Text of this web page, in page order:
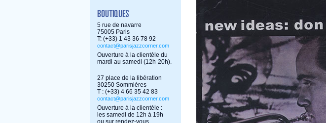
5 rue de navarre
75005 Paris
T: (+33) 1 43 36 78 92
contact@parisjazzcorner.com
Ouverture à la clientèle du
mardi au samedi (12h-20h).
27 place de la libération
30250 Sommières
T : (+33) 4 66 35 42 83
contact@parisjazzcorner.com
Ouverture à la clientèle :
les samedi de 12h à 19h
ou sur rendez-vous.